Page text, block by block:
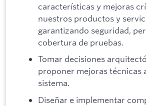
características y mejoras
nuestros productos y
garantizando seguridad,
cobertura de pruebas.
Tomar decisiones
proponer mejoras técnicas
sistema.
Diseñar e implementar